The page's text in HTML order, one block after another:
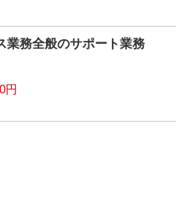
業務全般のサポート業務
円